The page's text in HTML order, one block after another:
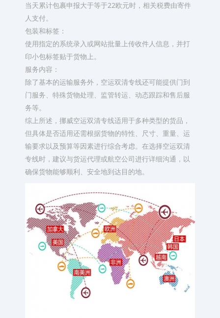
当天累计包裹申报大于等于22欧元时，相关税费由寄件
人支付。
包装和标签：
使用指定的系统录入或网站批量上传收件人信息，并打
印小包标签贴于货物上。
服务内容：
除了基本的运输服务外，空运双清专线还可能提供门到
门服务、特殊货物处理、监管转运、动态跟踪和售后服
务等。
综上所述，挪威空运双清专线适用于多种类型的货品，
但具体是否适用还需根据货物的特性、尺寸、重量、运
输要求以及预算等因素进行综合考虑。在选择空运双清
专线时，建议与货运代理或航空公司进行详细沟通，以
确保货物能够顺利、安全地到达目的地。